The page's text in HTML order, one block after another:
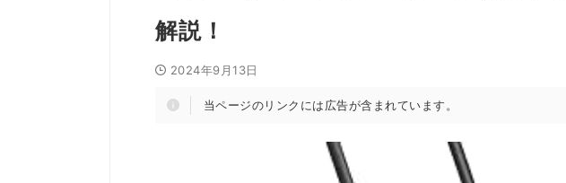
解説！
2024年9月13日
当ページのリンクには広告が含まれています。